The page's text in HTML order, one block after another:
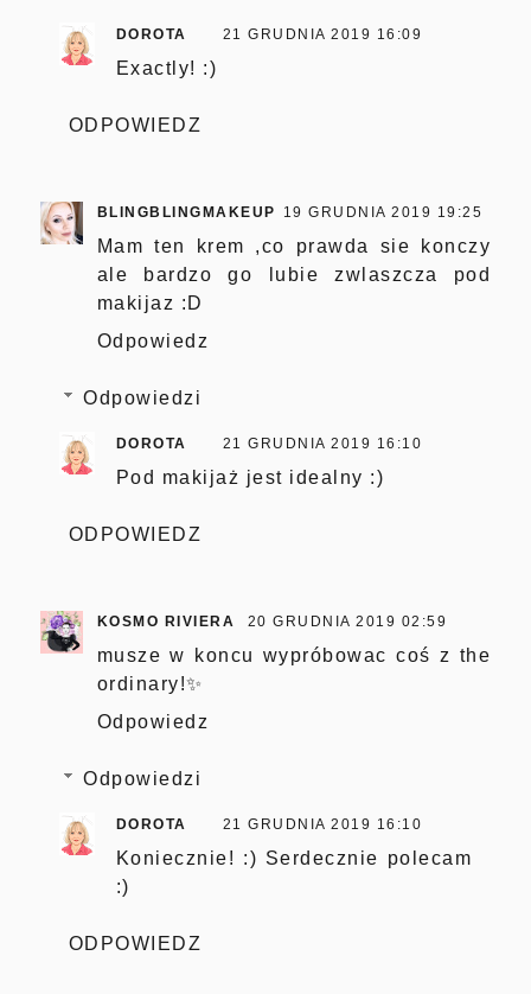
DOROTA 21 GRUDNIA 2019 16:09
Exactly! :)
ODPOWIEDZ
BLINGBLINGMAKEUP 19 GRUDNIA 2019 19:25
Mam ten krem ,co prawda sie konczy
ale bardzo go lubie zwlaszcza pod
makijaz :D
Odpowiedz
Odpowiedzi
DOROTA 21 GRUDNIA 2019 16:10
Pod makijaż jest idealny :)
ODPOWIEDZ
KOSMO RIVIERA 20 GRUDNIA 2019 02:59
musze w koncu wypróbowac coś z the
ordinary!✨
Odpowiedz
Odpowiedzi
DOROTA 21 GRUDNIA 2019 16:10
Koniecznie! :) Serdecznie polecam
:)
ODPOWIEDZ